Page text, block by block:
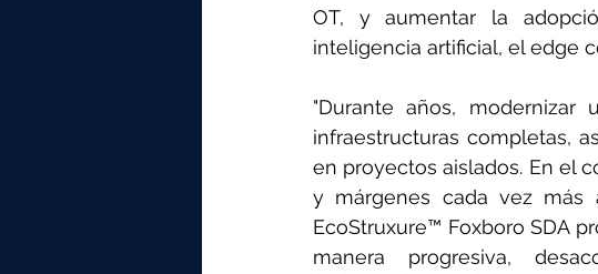
OT, y aumentar la
inteligencia artificial, el edge
"Durante años, modernizar
infraestructuras completas,
en proyectos aislados. En el
y márgenes cada vez más
EcoStruxure™️ Foxboro SDA
manera progresiva,